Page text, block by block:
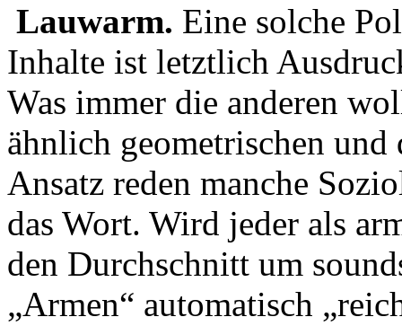
Lauwarm. Eine solche
Inhalte ist letztlich
Was immer die anderen
ähnlich geometrischen
Ansatz reden manche
das Wort. Wird jeder als
den Durchschnitt um
„Armen“ automatisch